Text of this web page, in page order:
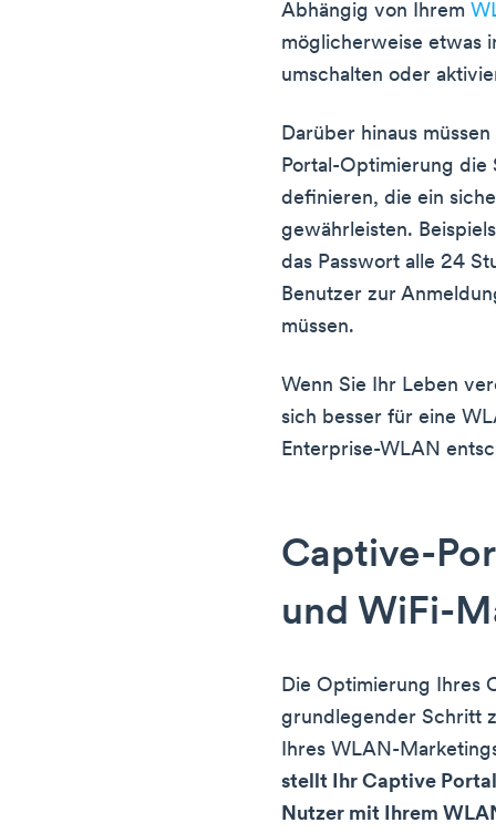
Abhängig von Ihrem
möglicherweise etwas
umschalten oder
Darüber hinaus
Portal-Optimierung die
definieren, die ein
gewährleisten.
das Passwort alle 24
Benutzer zur
müssen.
Wenn Sie Ihr Leben
sich besser für eine
Enterprise-WLAN
Captive-
und WiFi-
Die Optimierung Ihres
grundlegender Schritt
Ihres WLAN-
stellt Ihr Captive
Nutzer mit Ihrem